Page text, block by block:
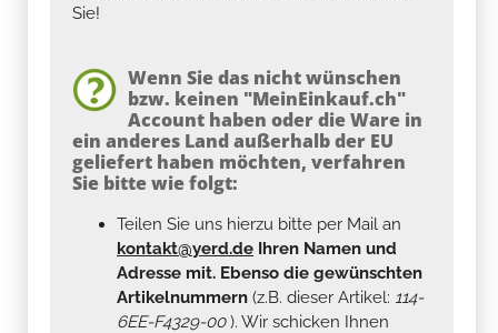
Sie!
Wenn Sie das nicht wünschen
bzw. keinen "MeinEinkauf.ch"
Account haben oder die Ware in
ein anderes Land außerhalb der EU
geliefert haben möchten, verfahren
Sie bitte wie folgt:
Teilen Sie uns hierzu bitte per Mail an
kontakt@yerd.de Ihren Namen und
Adresse mit. Ebenso die gewünschten
Artikelnummern (z.B. dieser Artikel: 114-
6EE-F4329-00). Wir schicken Ihnen